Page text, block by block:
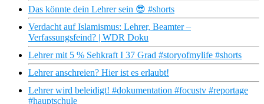
Das könnte dein Lehrer sein 😎 #shorts
Verdacht auf Islamismus: Lehrer, Beamter –
Verfassungsfeind? | WDR Doku
Lehrer mit 5 % Sehkraft I 37 Grad #storyofmylife #shorts
Lehrer anschreien? Hier ist es erlaubt!
Lehrer wird beleidigt! #dokumentation #focustv #reportage
#hauptschule